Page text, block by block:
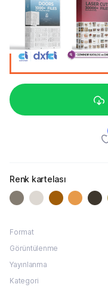
Renk kartelası
Format
Görüntülenme
Yayınlanma
Kategori